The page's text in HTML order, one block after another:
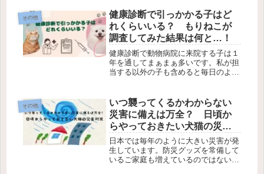
その他
健康診断で引っかかる子はど
れくらいいる？ もりねこが
調査してみた結果は何と…！
健康診断で動物病院に来院する子は１
年を通してまぁまぁ多いです。私が担
当する以外の子も含めると毎日のよう
超音波検査、心電図検査などなど、ど
の程度の内容を実施するかは飼い主さ
ん...
その他
いつ襲ってくるかわからない
災害に備えは万全？ 日頃か
らやっておきたい犬猫の災害
対策
日本では毎年のように大きい災害が発
生しています。防災グッズを常備して
いるご家庭も増えているのではないで